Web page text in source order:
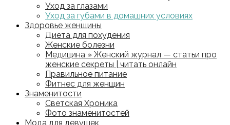
Уход за глазами
Уход за губами в домашних условиях
Здоровье женщины
Диета для похудения
Женские болезни
Медицина » Женский журнал — статьи про
женские секреты | читать онлайн
Правильное питание
Фитнес для женщин
Знаменитости
Светская Хроника
Фото знаменитостей
Мода для девушек